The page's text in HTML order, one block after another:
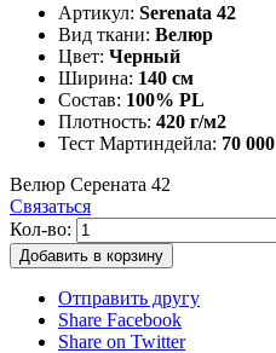
Артикул: Serenata 42
Вид ткани: Велюр
Цвет: Черный
Ширина: 140 см
Состав: 100% PL
Плотность: 420 г/м2
Тест Мартиндейла: 70 000
Велюр Серената 42
Связаться
Кол-во:
Добавить в корзину
Отправить другу
Share Facebook
Share on Twitter